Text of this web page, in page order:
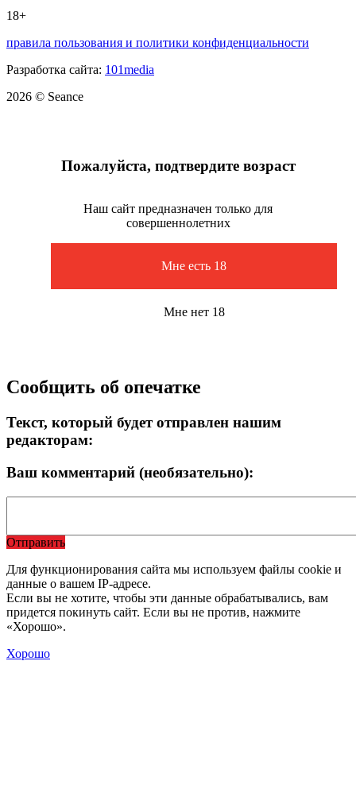
18+
правила пользования и политики конфиденциальности
Разработка сайта: 101media
2026 © Seance
Пожалуйста, подтвердите возраст
Наш сайт предназначен только для
совершеннолетних
Мне есть 18
Мне нет 18
Сообщить об опечатке
Текст, который будет отправлен нашим
редакторам:
Ваш комментарий (необязательно):
Отправить
Для функционирования сайта мы используем файлы cookie и
данные о вашем IP-адресе.
Если вы не хотите, чтобы эти данные обрабатывались, вам
придется покинуть сайт. Если вы не против, нажмите
«Хорошо».
Хорошо